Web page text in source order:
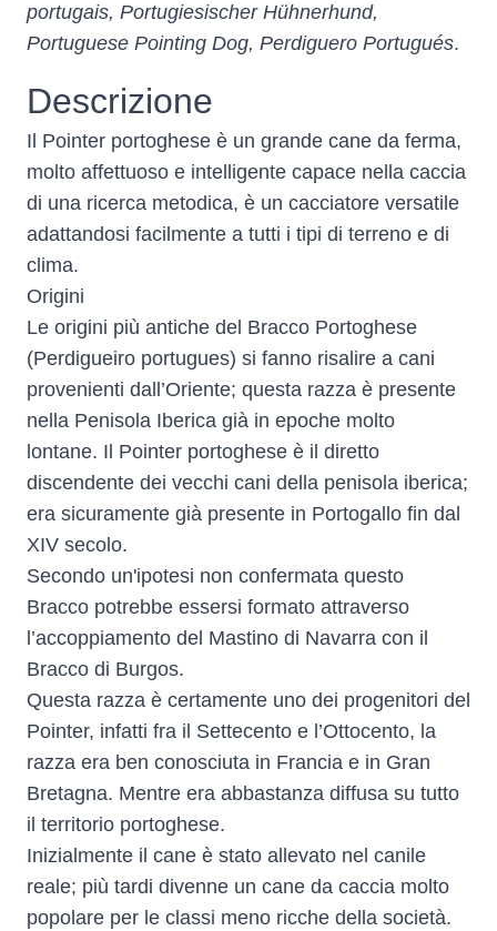
portugais, Portugiesischer Hühnerhund,
Portuguese Pointing Dog, Perdiguero Portugués.
Descrizione
Il Pointer portoghese è un grande cane da ferma,
molto affettuoso e intelligente capace nella caccia
di una ricerca metodica, è un cacciatore versatile
adattandosi facilmente a tutti i tipi di terreno e di
clima.
Origini
Le origini più antiche del Bracco Portoghese
(Perdigueiro portugues) si fanno risalire a cani
provenienti dall’Oriente; questa razza è presente
nella Penisola Iberica già in epoche molto
lontane. Il Pointer portoghese è il diretto
discendente dei vecchi cani della penisola iberica;
era sicuramente già presente in Portogallo fin dal
XIV secolo.
Secondo un'ipotesi non confermata questo
Bracco potrebbe essersi formato attraverso
l’accoppiamento del Mastino di Navarra con il
Bracco di Burgos.
Questa razza è certamente uno dei progenitori del
Pointer, infatti fra il Settecento e l’Ottocento, la
razza era ben conosciuta in Francia e in Gran
Bretagna. Mentre era abbastanza diffusa su tutto
il territorio portoghese.
Inizialmente il cane è stato allevato nel canile
reale; più tardi divenne un cane da caccia molto
popolare per le classi meno ricche della società.